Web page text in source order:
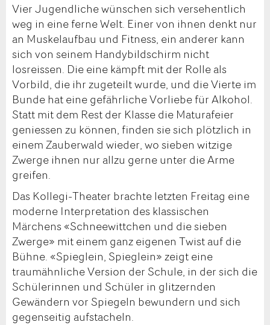
Vier Jugendliche wünschen sich versehentlich
weg in eine ferne Welt. Einer von ihnen denkt nur
an Muskelaufbau und Fitness, ein anderer kann
sich von seinem Handybildschirm nicht
losreissen. Die eine kämpft mit der Rolle als
Vorbild, die ihr zugeteilt wurde, und die Vierte im
Bunde hat eine gefährliche Vorliebe für Alkohol.
Statt mit dem Rest der Klasse die Maturafeier
geniessen zu können, finden sie sich plötzlich in
einem Zauberwald wieder, wo sieben witzige
Zwerge ihnen nur allzu gerne unter die Arme
greifen.
Das Kollegi-Theater brachte letzten Freitag eine
moderne Interpretation des klassischen
Märchens «Schneewittchen und die sieben
Zwerge» mit einem ganz eigenen Twist auf die
Bühne. «Spieglein, Spieglein» zeigt eine
traumähnliche Version der Schule, in der sich die
Schülerinnen und Schüler in glitzernden
Gewändern vor Spiegeln bewundern und sich
gegenseitig aufstacheln.